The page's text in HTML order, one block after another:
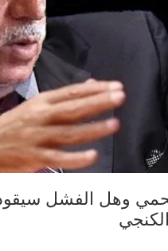
وهل الفشل
الكنجي